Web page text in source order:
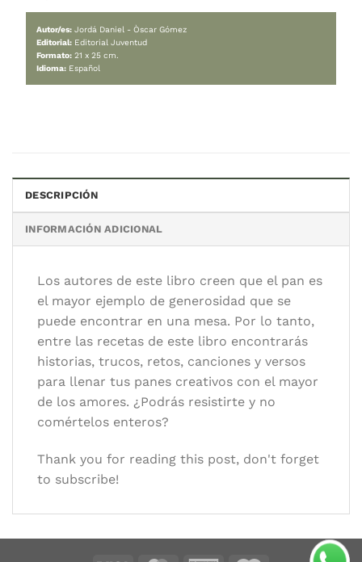
avisaremos cuando vuelva a estar disponible.
Categoría:Panadería
Editorial Juventud
Idioma:Español
DESCRIPCIÓN
INFORMACIÓN ADICIONAL
Los autores de este libro creen que el pan es
el mayor ejemplo de generosidad que se
puede encontrar en una mesa. Por lo tanto,
entre las recetas de este libro encontrarás
historias, trucos, retos, canciones y versos
para llenar tus panes creativos con el mayor
de los amores. ¿Podrás resistirte y no
comértelos enteros?
Thank you for reading this post, don't forget
to subscribe!